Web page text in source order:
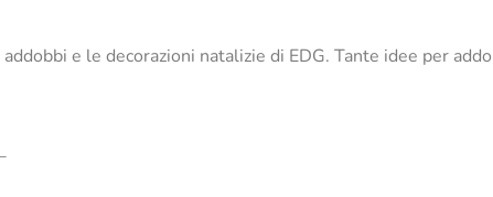
e le decorazioni natalizie di EDG. Tante idee per